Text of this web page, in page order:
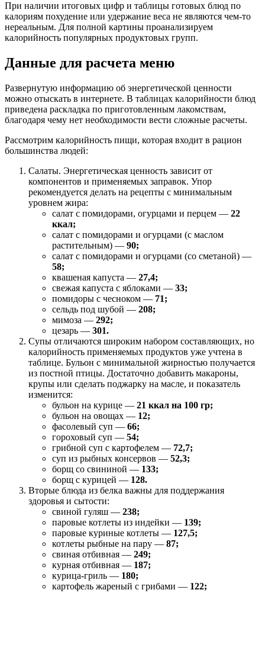
При наличии итоговых цифр и таблицы готовых блюд по
калориям похудение или удержание веса не являются чем-то
нереальным. Для полной картины проанализируем
калорийность популярных продуктовых групп.
Данные для расчета меню
Развернутую информацию об энергетической ценности
можно отыскать в интернете. В таблицах калорийности блюд
приведена раскладка по приготовленным лакомствам,
благодаря чему нет необходимости вести сложные расчеты.
Рассмотрим калорийность пищи, которая входит в рацион
большинства людей:
Салаты. Энергетическая ценность зависит от
компонентов и применяемых заправок. Упор
рекомендуется делать на рецепты с минимальным
уровнем жира:
салат с помидорами, огурцами и перцем — 22
ккал;
салат с помидорами и огурцами (с маслом
растительным) — 90;
салат с помидорами и огурцами (со сметаной) —
58;
квашеная капуста — 27,4;
свежая капуста с яблоками — 33;
помидоры с чесноком — 71;
сельдь под шубой — 208;
мимоза — 292;
цезарь — 301.
Супы отличаются широким набором составляющих, но
калорийность применяемых продуктов уже учтена в
таблице. Бульон с минимальной жирностью получается
из постной птицы. Достаточно добавить макароны,
крупы или сделать поджарку на масле, и показатель
изменится:
бульон на курице — 21 ккал на 100 гр;
бульон на овощах — 12;
фасолевый суп — 66;
гороховый суп — 54;
грибной суп с картофелем — 72,7;
суп из рыбных консервов — 52,3;
борщ со свининой — 133;
борщ с курицей — 128.
Вторые блюда из белка важны для поддержания
здоровья и сытости:
свиной гуляш — 238;
паровые котлеты из индейки — 139;
паровые куриные котлеты — 127,5;
котлеты рыбные на пару — 87;
свиная отбивная — 249;
курная отбивная — 187;
курица-гриль — 180;
картофель жареный с грибами — 122;